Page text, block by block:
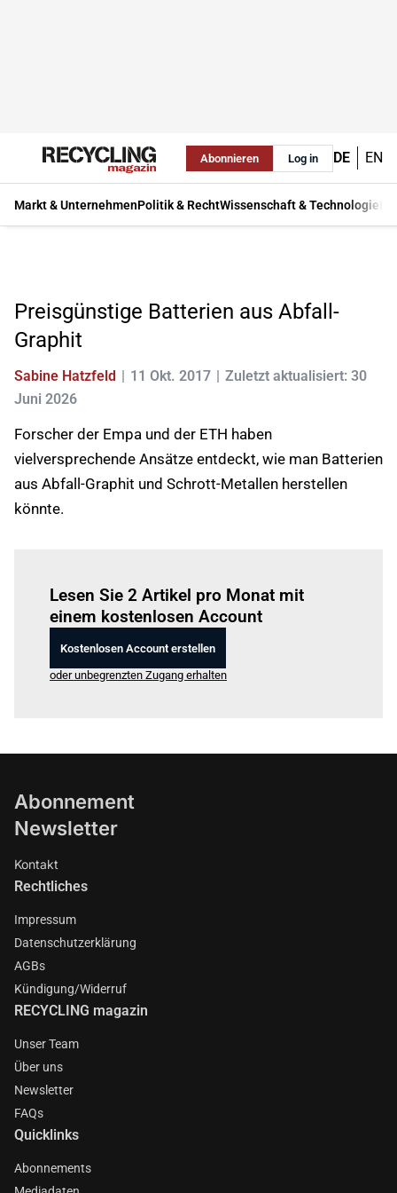
Abonnieren Log in DE EN
Markt & UnternehmenPolitik & RechtWissenschaft & Technologie
Preisgünstige Batterien aus Abfall-
Graphit
Sabine Hatzfeld 11 Okt. 2017
Zuletzt aktualisiert: 30
Juni 2026
Forscher der Empa und der ETH haben
vielversprechende Ansätze entdeckt, wie man Batterien
aus Abfall-Graphit und Schrott-Metallen herstellen
könnte.
Lesen Sie 2 Artikel pro Monat mit
einem kostenlosen Account
Kostenlosen Account erstellen
oder unbegrenzten Zugang erhalten
Abonnement
Newsletter
Kontakt
Rechtliches
Impressum
Datenschutzerklärung
AGBs
Kündigung/Widerruf
RECYCLING magazin
Unser Team
Über uns
Newsletter
FAQs
Quicklinks
Abonnements